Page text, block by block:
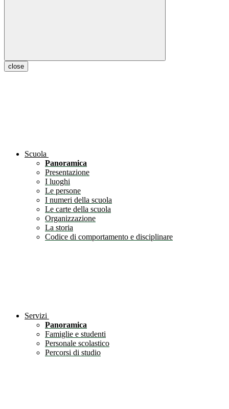
close
Scuola
Panoramica
Presentazione
I luoghi
Le persone
I numeri della scuola
Le carte della scuola
Organizzazione
La storia
Codice di comportamento e disciplinare
Servizi
Panoramica
Famiglie e studenti
Personale scolastico
Percorsi di studio